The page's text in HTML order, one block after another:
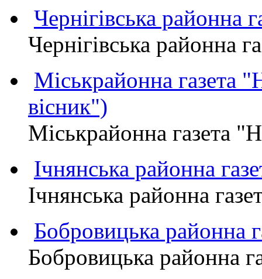
Чернігівська
Чернігівська
Міськрайонна
вісник")
Міськрайонна газета
Ічнянська районна
Ічнянська районна
Бобровицька
Бобровицька